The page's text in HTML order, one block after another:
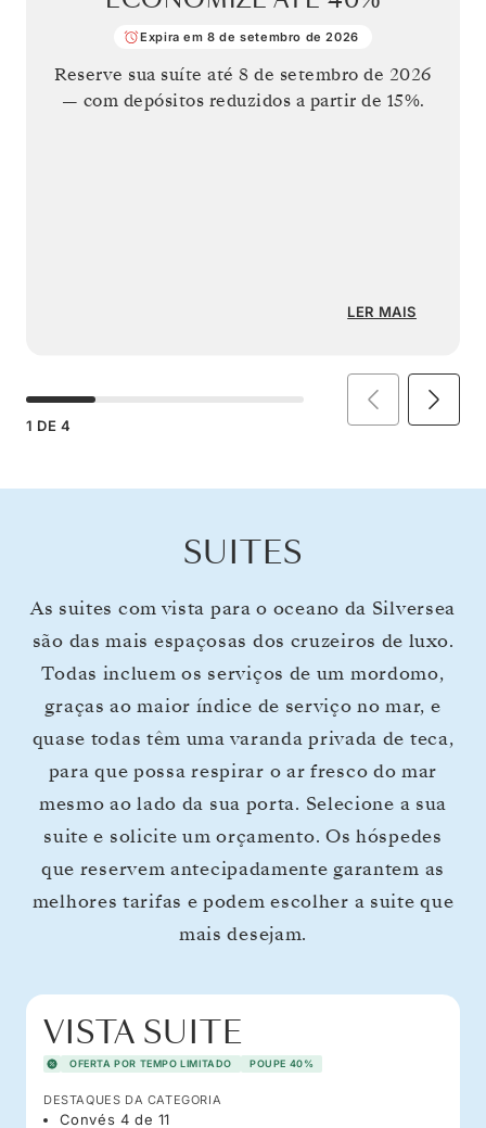
Expira em 8 de setembro de 2026
Reserve sua suíte até8 de setembro de 2026
— com depósitos reduzidos a partir de 15%.
LER MAIS
1 DE 4
SUITES
As suites com vista para o oceano da Silversea
são das mais espaçosas dos cruzeiros de luxo.
Todas incluem os serviços de um mordomo,
graças ao maior índice de serviço no mar, e
quase todas têm uma varanda privada de teca,
para que possa respirar o ar fresco do mar
mesmo ao lado da sua porta. Selecione a sua
suite e solicite um orçamento. Os hóspedes
que reservem antecipadamente garantem as
melhores tarifas e podem escolher a suite que
mais desejam.
VISTA SUITE
OFERTA POR TEMPO LIMITADO POUPE 40%
DESTAQUES DA CATEGORIA
Convés 4 de 11